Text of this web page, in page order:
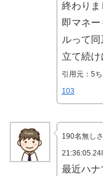
終わりま
即マネ
ルって
立て続
引用元：5ち
103
190名無し
最近ハナ